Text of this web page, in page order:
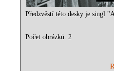
Předzvěstí této desky je singl
Počet obrázků: 2